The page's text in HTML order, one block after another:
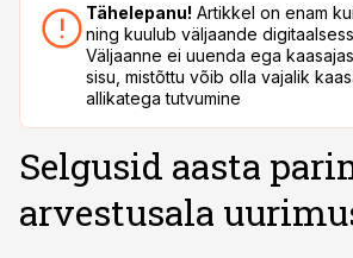
Tähelepanu! Artikkel on enam
ning kuulub väljaande
Väljaanne ei uuenda ega
sisu, mistõttu võib olla vajalik
allikatega tutvumine
Selgusid aasta
arvestusala